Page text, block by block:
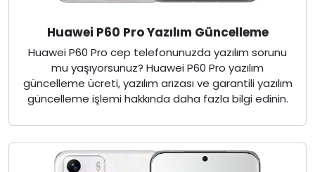
Huawei P60 Pro Yazılım Güncelleme
Huawei P60 Pro cep telefonunuzda yazılım sorunu
mu yaşıyorsunuz? Huawei P60 Pro yazılım
güncelleme ücreti, yazılım arızası ve garantili yazılım
güncelleme işlemi hakkında daha fazla bilgi edinin.